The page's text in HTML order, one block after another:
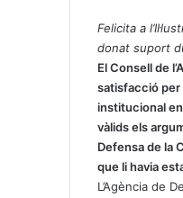
h
a
t
s
A
p
e
l
e
g
r
a
m
Felicita a
donat suport
El Consell de
satisfacció per
institucional en
vàlids els
Defensa de la
que li havia
L’Agència de